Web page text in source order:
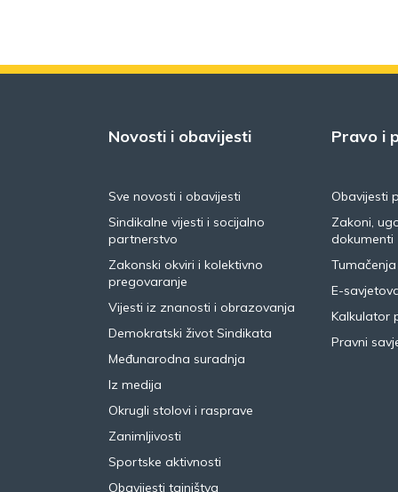
Novosti i obavijesti
Sve novosti i obavijesti
Sindikalne vijesti i socijalno
partnerstvo
Zakonski okviri i kolektivno
pregovaranje
Vijesti iz znanosti i obrazovanja
Demokratski život Sindikata
Međunarodna suradnja
Iz medija
Okrugli stolovi i rasprave
Zanimljivosti
Sportske aktivnosti
Obavijesti tajništva
Pravo i
Obavijesti
Zakoni,
dokumenti
E-
Kalkulator
Pravni